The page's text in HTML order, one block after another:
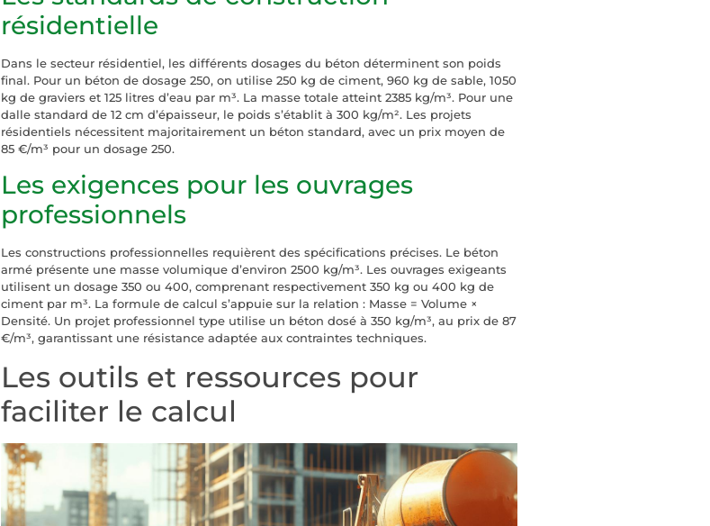
résidentielle
Dans le secteur résidentiel, les différents dosages du béton déterminent son poids
final. Pour un béton de dosage 250, on utilise 250 kg de ciment, 960 kg de sable, 1050
kg de graviers et 125 litres d’eau par m³. La masse totale atteint 2385 kg/m³. Pour une
dalle standard de 12 cm d’épaisseur, le poids s’établit à 300 kg/m². Les projets
résidentiels nécessitent majoritairement un béton standard, avec un prix moyen de
85 €/m³ pour un dosage 250.
Les exigences pour les ouvrages
professionnels
Les constructions professionnelles requièrent des spécifications précises. Le béton
armé présente une masse volumique d’environ 2500 kg/m³. Les ouvrages exigeants
utilisent un dosage 350 ou 400, comprenant respectivement 350 kg ou 400 kg de
ciment par m³. La formule de calcul s’appuie sur la relation : Masse = Volume ×
Densité. Un projet professionnel type utilise un béton dosé à 350 kg/m³, au prix de 87
€/m³, garantissant une résistance adaptée aux contraintes techniques.
Les outils et ressources pour
faciliter le calcul